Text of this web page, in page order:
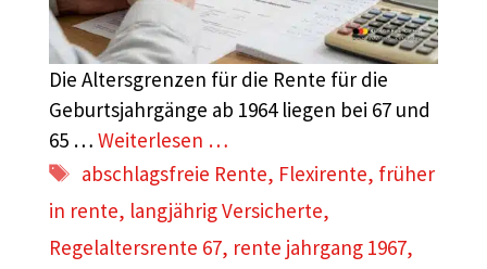
Die Altersgrenzen für die Rente für die
Geburtsjahrgänge ab 1964 liegen bei 67 und
65 … Weiterlesen …
Schlagwörter
abschlagsfreie Rente, Flexirente, früher
in rente, langjährig Versicherte,
Regelaltersrente 67, rente jahrgang 1967,